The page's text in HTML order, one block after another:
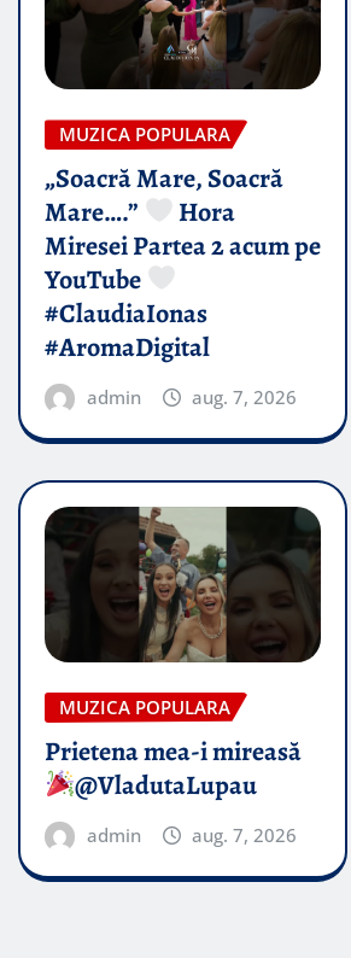
MUZICA POPULARA
„Soacră Mare, Soacră
Mare….”
Hora
Miresei Partea 2 acum pe
YouTube
#ClaudiaIonas
#AromaDigital
admin aug. 7, 2026
MUZICA POPULARA
Prietena mea-i mireasă​
@VladutaLupau
admin aug. 7, 2026